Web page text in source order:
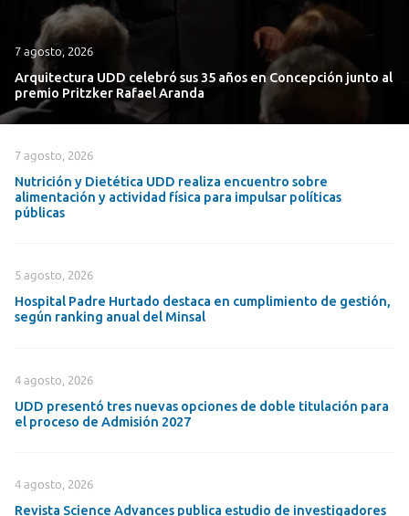
7 agosto, 2026
Arquitectura UDD celebró sus 35 años en Concepción junto al
premio Pritzker Rafael Aranda
7 agosto, 2026
Nutrición y Dietética UDD realiza encuentro sobre
alimentación y actividad física para impulsar políticas
públicas
5 agosto, 2026
Hospital Padre Hurtado destaca en cumplimiento de gestión,
según ranking anual del Minsal
4 agosto, 2026
UDD presentó tres nuevas opciones de doble titulación para
el proceso de Admisión 2027
4 agosto, 2026
Revista Science Advances publica estudio de investigadores